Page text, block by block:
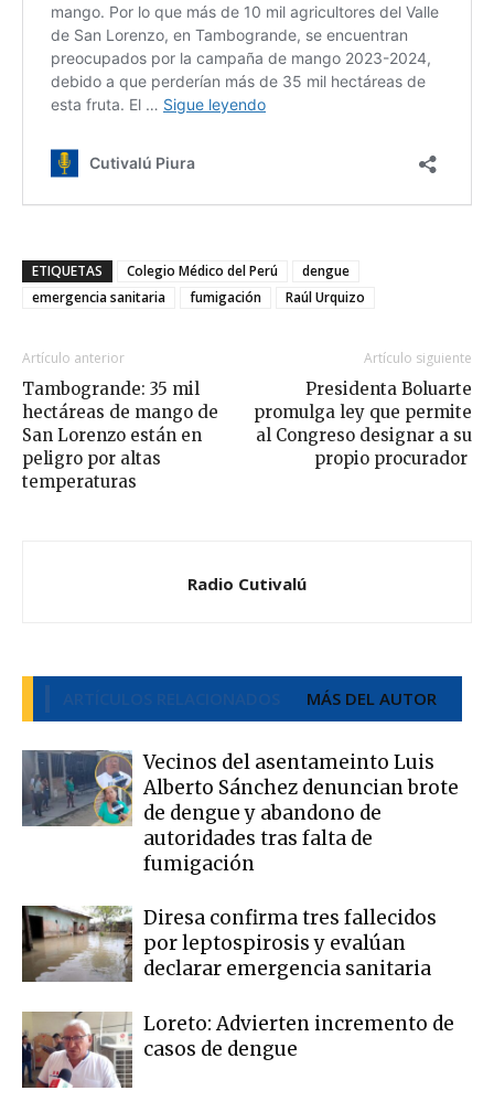
ETIQUETAS Colegio Médico del Perú
dengue
emergencia sanitaria
fumigación Raúl Urquizo
Artículo anterior
Tambogrande: 35 mil
hectáreas de mango de
San Lorenzo están en
peligro por altas
temperaturas
Artículo siguiente
Presidenta Boluarte
promulga ley que permite
al Congreso designar a su
propio procurador
Radio Cutivalú
ARTÍCULOS RELACIONADOS MÁS DEL AUTOR
Vecinos del asentameinto Luis
Alberto Sánchez denuncian brote
de dengue y abandono de
autoridades tras falta de
fumigación
Diresa confirma tres fallecidos
por leptospirosis y evalúan
declarar emergencia sanitaria
Loreto: Advierten incremento de
casos de dengue